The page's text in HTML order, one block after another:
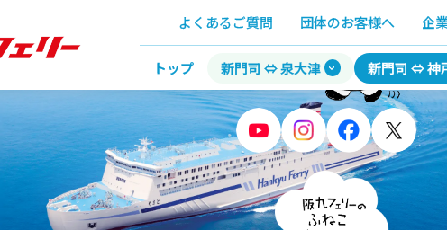
よくあるご質問 団体のお客様へ 企
トップ 新門司 ⇔ 泉大津 新門司 ⇔ 神